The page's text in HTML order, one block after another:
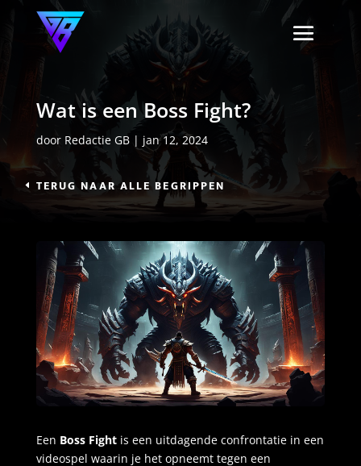
Wat is een Boss Fight?
door Redactie GB| jan 12, 2024
TERUG NAAR ALLE BEGRIPPEN
Een Boss Fightis een uitdagende confrontatie in een
videospel waarin je het opneemt tegen een